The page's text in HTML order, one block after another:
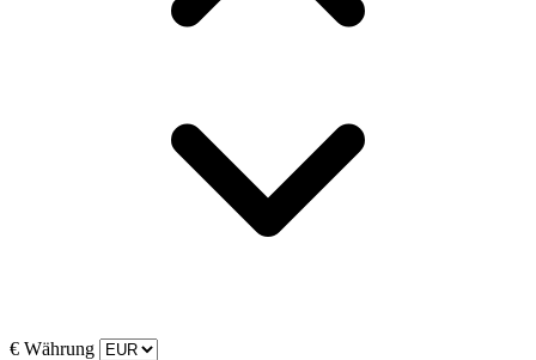
€ Währung